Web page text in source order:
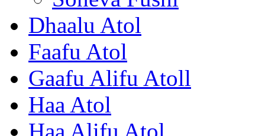
Dhaalu Atol
Faafu Atol
Gaafu Alifu Atoll
Haa Atol